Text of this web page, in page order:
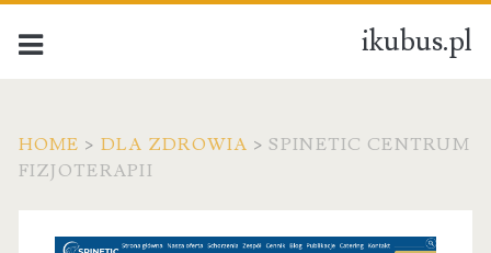
ikubus.pl
HOME > DLA ZDROWIA >SPINETIC CENTRUM
FIZJOTERAPII